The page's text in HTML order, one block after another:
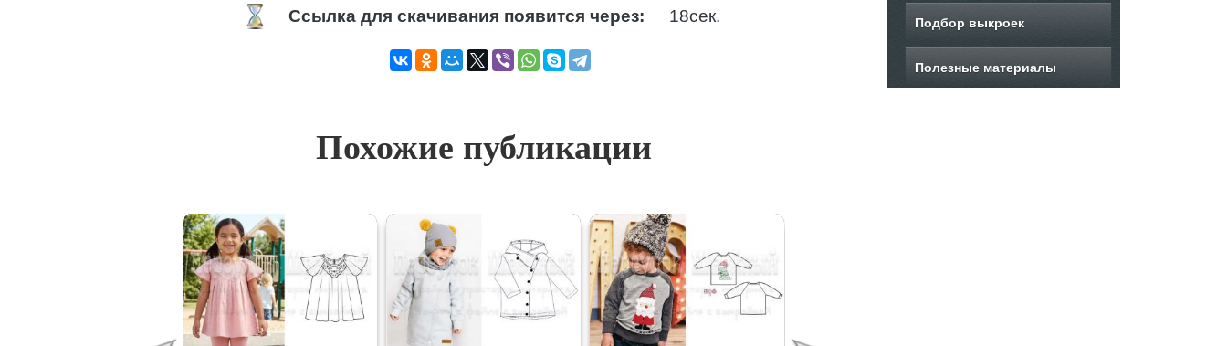
Ссылка для скачивания появится через: 17сек.
Похожие публикации
Подбор выкроек
Полезные материалы